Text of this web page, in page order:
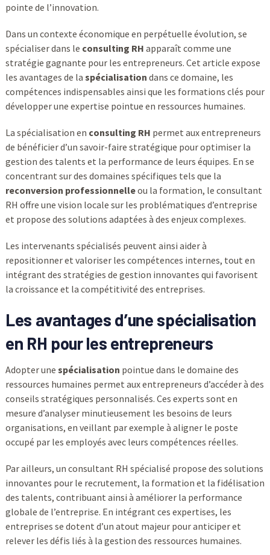
pointe de l’innovation.
Dans un contexte économique en perpétuelle évolution, se
spécialiser dans le consulting RH apparaît comme une
stratégie gagnante pour les entrepreneurs. Cet article expose
les avantages de la spécialisation dans ce domaine, les
compétences indispensables ainsi que les formations clés pour
développer une expertise pointue en ressources humaines.
La spécialisation en consulting RH permet aux entrepreneurs
de bénéficier d’un savoir-faire stratégique pour optimiser la
gestion des talents et la performance de leurs équipes. En se
concentrant sur des domaines spécifiques tels que la
reconversion professionnelleou la formation, le consultant
RH offre une vision locale sur les problématiques d’entreprise
et propose des solutions adaptées à des enjeux complexes.
Les intervenants spécialisés peuvent ainsi aider à
repositionner et valoriser les compétences internes, tout en
intégrant des stratégies de gestion innovantes qui favorisent
la croissance et la compétitivité des entreprises.
Les avantages d’une spécialisation
en RH pour les entrepreneurs
Adopter une spécialisation pointue dans le domaine des
ressources humaines permet aux entrepreneurs d’accéder à des
conseils stratégiques personnalisés. Ces experts sont en
mesure d’analyser minutieusement les besoins de leurs
organisations, en veillant par exemple à aligner le poste
occupé par les employés avec leurs compétences réelles.
Par ailleurs, un consultant RH spécialisé propose des solutions
innovantes pour le recrutement, la formation et la fidélisation
des talents, contribuant ainsi à améliorer la performance
globale de l’entreprise. En intégrant ces expertises, les
entreprises se dotent d’un atout majeur pour anticiper et
relever les défis liés à la gestion des ressources humaines.